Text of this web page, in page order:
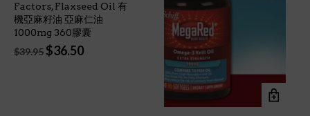
Factors, Flaxseed Oil 有
機亞麻籽油 亞麻仁油
1000mg 360膠囊
$39.95 Original
$36.50Current